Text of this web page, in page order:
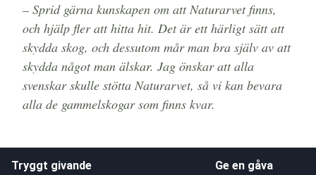
– Sprid gärna kunskapen om att Naturarvet finns,
och hjälp fler att hitta hit. Det är ett härligt sätt att
skydda skog, och dessutom mår man bra själv av att
skydda något man älskar. Jag önskar att alla
svenskar skulle stötta Naturarvet, så vi kan bevara
alla de gammelskogar som finns kvar.
Tryggt givande Ge en gåva